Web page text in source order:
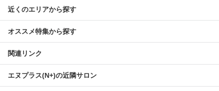
近くのエリアから探す
オススメ特集から探す
関連リンク
エヌプラス(N+)の近隣サロン